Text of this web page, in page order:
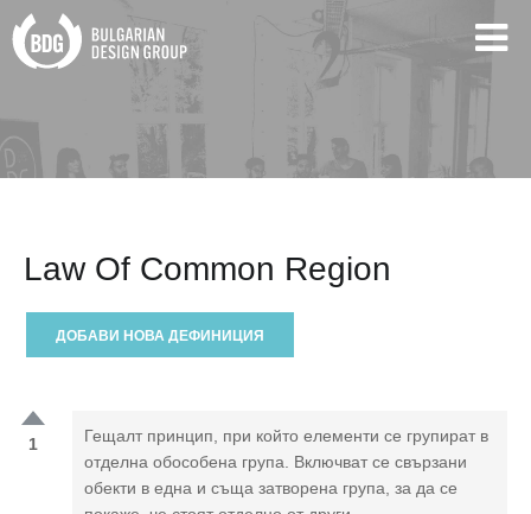
Law Of Common Region
ДОБАВИ НОВА ДЕФИНИЦИЯ
1
Гещалт принцип, при който елементи се групират в
отделна обособена група. Включват се свързани
обекти в една и съща затворена група, за да се